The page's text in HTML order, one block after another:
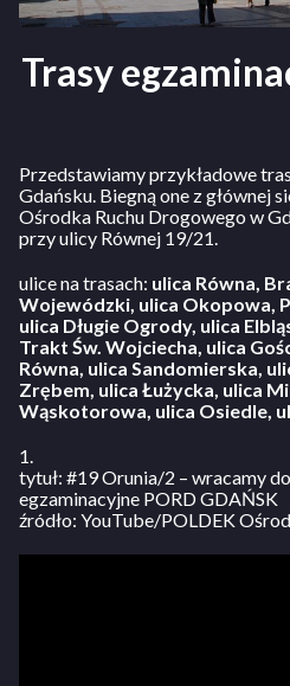
Trasy
Przedstawiamy przykładowe
Gdańsku. Biegną one z głównej
Ośrodka Ruchu Drogowego w
przy ulicy Równej 19/21.
ulice na trasach: ulica Równa,
Wojewódzki, ulica Okopowa,
ulica Długie Ogrody, ulica
Trakt Św. Wojciecha, ulica
Równa, ulica Sandomierska,
Zrębem, ulica Łużycka, ulica
Wąskotorowa, ulica Osiedle,
1.
tytuł: #19 Orunia/2 – wracamy
egzaminacyjne PORD GDAŃSK
źródło: YouTube/POLDEK